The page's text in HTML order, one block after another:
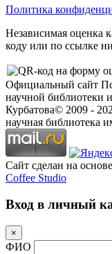
Политика
Независимая оценка
коду или по ссылке
Официальный сайт
научной библиотеки
Курбатова© 2009 -
научная библиотека
Сайт сделан на
Coffee Studio
Вход в личный
×
ФИО